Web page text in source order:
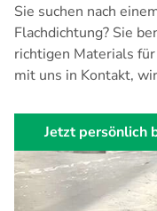
Sie suchen nach
Flachdichtung? Sie
richtigen Materials
mit uns in Kontakt,
Jetzt persönlich